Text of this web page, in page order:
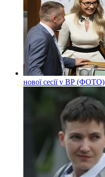
нової сесії у ВР (ФОТО)